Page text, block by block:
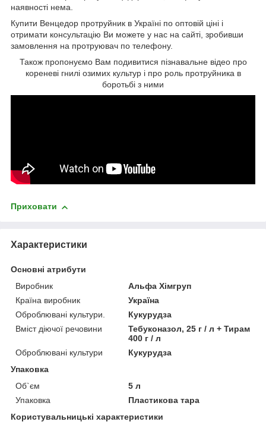
наявності нема.
Купити Венцедор протруйник в Україні по оптовій ціні і
отримати консультацію Ви можете у нас на сайті, зробивши
замовлення на протруювач по телефону.
Також пропонуємо Вам подивитися пізнавальне відео про
кореневі гнилі озимих культур і про роль протруйника в
боротьбі з ними
Приховати
Характеристики
Основні атрибути
Виробник
Альфа Хімгруп
Країна виробник
Україна
Оброблювані культури.
Кукурудза
Вміст діючої речовини
Тебуконазол, 25 г / л + Тирам
400 г / л
Оброблювані культури
Кукурудза
Упаковка
Об`єм
5 л
Упаковка
Пластикова тара
Користувальницькі характеристики